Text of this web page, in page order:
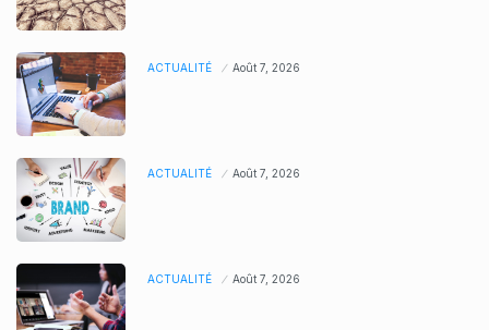
ACTUALITÉ Août 7, 2026
ACTUALITÉ Août 7, 2026
ACTUALITÉ Août 7, 2026